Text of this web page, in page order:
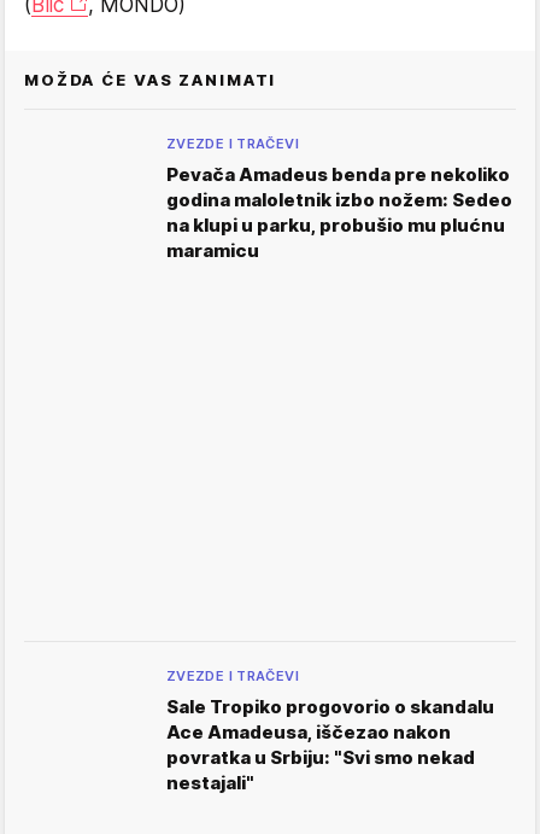
( Blic , MONDO)
MOŽDA ĆE VAS ZANIMATI
ZVEZDE I TRAČEVI
Pevača Amadeus benda pre nekoliko
godina maloletnik izbo nožem: Sedeo
na klupi u parku, probušio mu plućnu
maramicu
ZVEZDE I TRAČEVI
Sale Tropiko progovorio o skandalu
Ace Amadeusa, iščezao nakon
povratka u Srbiju: "Svi smo nekad
nestajali"